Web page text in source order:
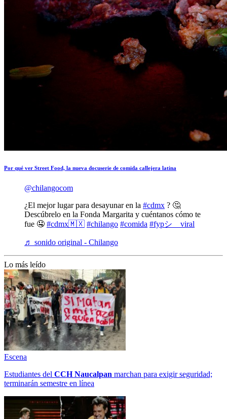
Por qué ver Street Food, la nueva docuserie de comida callejera latina
@chilangocom
¿El mejor lugar para desayunar en la #cdmx ? 🤔
Descúbrelo en la Fonda Margarita y cuéntanos cómo te
fue 🤤 #cdmx🇲🇽 #chilango #comida #fypシ゚viral
♬ sonido original - Chilango
Lo más leído
Escena
Estudiantes del CCH Naucalpan marchan para exigir seguridad;
terminarán semestre en línea